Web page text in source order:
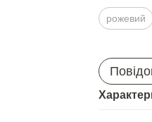
рожевий